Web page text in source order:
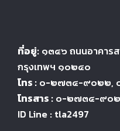
ที่อยู่: ๑๓๔๖ ถนนอาคาร
กรุงเทพฯ ๑๐๒๔๐
โทร : ๐-๒๗๓๔-๙๐๒๒,
โทรสาร : ๐-๒๗๓๔-๙๐๒
ID Line : tla2497